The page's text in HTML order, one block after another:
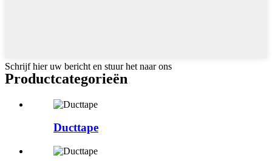
Schrijf hier uw bericht en stuur het naar ons
Productcategorieën
Ducttape